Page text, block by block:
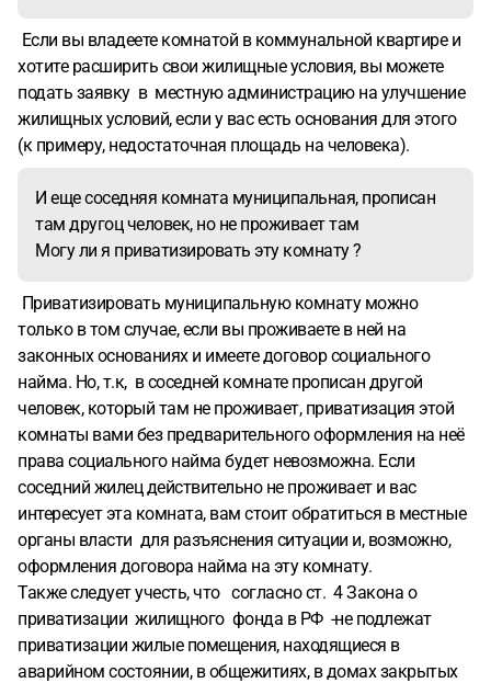
Если вы владеете комнатой в коммунальной квартире и
хотите расширить свои жилищные условия, вы можете
подать заявку в местную администрацию на улучшение
жилищных условий, если у вас есть основания для этого
(к примеру, недостаточная площадь на человека).
И еще соседняя комната муниципальная, прописан
там другоц человек, но не проживает там
Могу ли я приватизировать эту комнату ?
Приватизировать муниципальную комнату можно
только в том случае, если вы проживаете в ней на
законных основаниях и имеете договор социального
найма. Но, т.к, в соседней комнате прописан другой
человек, который там не проживает, приватизация этой
комнаты вами без предварительного оформления на неё
права социального найма будет невозможна. Если
соседний жилец действительно не проживает и вас
интересует эта комната, вам стоит обратиться в местные
органы власти для разъяснения ситуации и, возможно,
оформления договора найма на эту комнату.
Также следует учесть, что согласно ст. 4 Закона о
приватизации жилищного фонда в РФ -не подлежат
приватизации жилые помещения, находящиеся в
аварийном состоянии, в общежитиях, в домах закрытых